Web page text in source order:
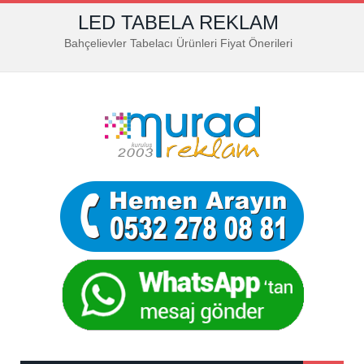
LED TABELA REKLAM
Bahçelievler Tabelacı Ürünleri Fiyat Önerileri